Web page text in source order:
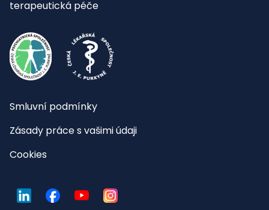
terapeutická péče
Smluvní podmínky
Zásady práce s vašimi údaji
Cookies
LinkedInFacebookYouTubeInstagram